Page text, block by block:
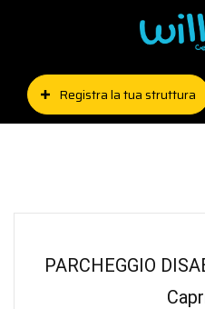
Registra la tua struttura
PARCHEGGIO